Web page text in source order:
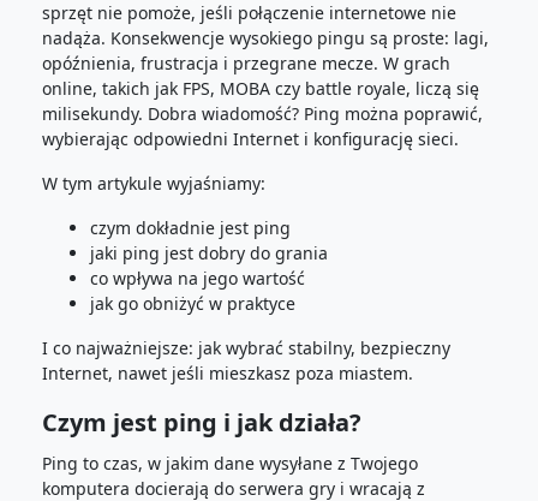
sprzęt nie pomoże, jeśli połączenie internetowe nie
nadąża. Konsekwencje wysokiego pingu są proste: lagi,
opóźnienia, frustracja i przegrane mecze. W grach
online, takich jak FPS, MOBA czy battle royale, liczą się
milisekundy. Dobra wiadomość? Ping można poprawić,
wybierając odpowiedni Internet i konfigurację sieci.
W tym artykule wyjaśniamy:
czym dokładnie jest ping
jaki ping jest dobry do grania
co wpływa na jego wartość
jak go obniżyć w praktyce
I co najważniejsze: jak wybrać stabilny, bezpieczny
Internet, nawet jeśli mieszkasz poza miastem.
Czym jest ping i jak działa?
Ping to czas, w jakim dane wysyłane z Twojego
komputera docierają do serwera gry i wracają z